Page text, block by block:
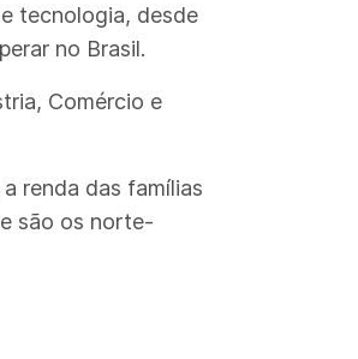
tecnologia, desde
no Brasil.
Comércio e
renda das famílias
são os norte-